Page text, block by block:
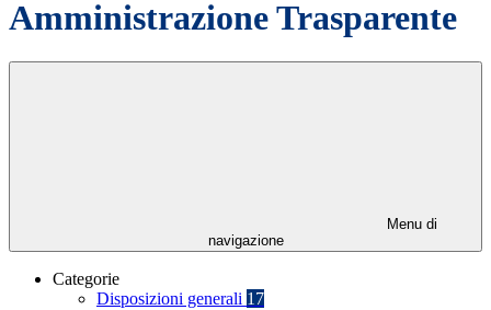
Amministrazione Trasparente
Menu di
navigazione
Categorie
Disposizioni generali 17